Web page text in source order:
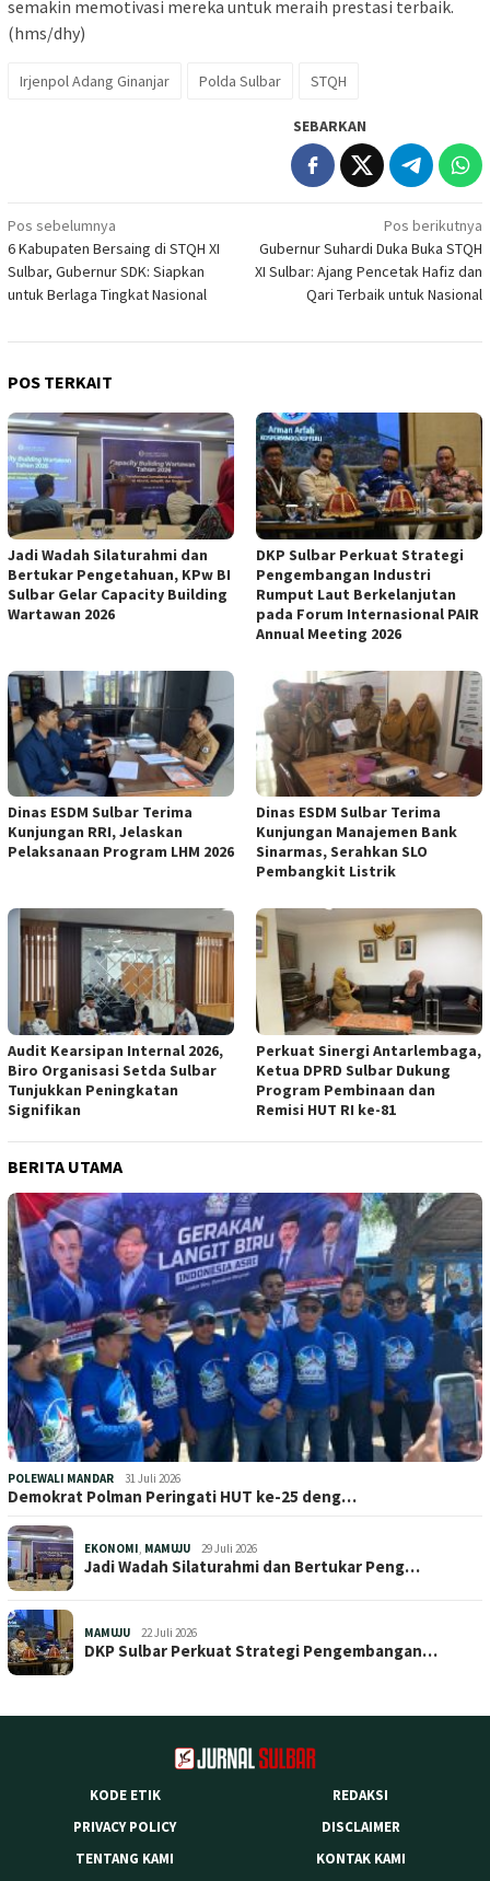
semakin memotivasi mereka untuk meraih prestasi terbaik.
(hms/dhy)
Irjenpol Adang Ginanjar Polda Sulbar STQH
SEBARKAN
Navigasi
pos
Pos sebelumnya
6 Kabupaten Bersaing di STQH XI
Sulbar, Gubernur SDK: Siapkan
untuk Berlaga Tingkat Nasional
Pos berikutnya
Gubernur Suhardi Duka Buka STQH
XI Sulbar: Ajang Pencetak Hafiz dan
Qari Terbaik untuk Nasional
POS TERKAIT
Jadi Wadah Silaturahmi dan
Bertukar Pengetahuan, KPw BI
Sulbar Gelar Capacity Building
Wartawan 2026
DKP Sulbar Perkuat Strategi
Pengembangan Industri
Rumput Laut Berkelanjutan
pada Forum Internasional PAIR
Annual Meeting 2026
Dinas ESDM Sulbar Terima
Kunjungan RRI, Jelaskan
Pelaksanaan Program LHM 2026
Dinas ESDM Sulbar Terima
Kunjungan Manajemen Bank
Sinarmas, Serahkan SLO
Pembangkit Listrik
Audit Kearsipan Internal 2026,
Biro Organisasi Setda Sulbar
Tunjukkan Peningkatan
Signifikan
Perkuat Sinergi Antarlembaga,
Ketua DPRD Sulbar Dukung
Program Pembinaan dan
Remisi HUT RI ke-81
BERITA UTAMA
POLEWALI MANDAR 31 Juli 2026
Demokrat Polman Peringati HUT ke-25 deng…
EKONOMI, MAMUJU 29 Juli 2026
Jadi Wadah Silaturahmi dan Bertukar Peng…
MAMUJU 22 Juli 2026
DKP Sulbar Perkuat Strategi Pengembangan…
KODE ETIK
REDAKSI
PRIVACY POLICY
DISCLAIMER
TENTANG KAMI
KONTAK KAMI